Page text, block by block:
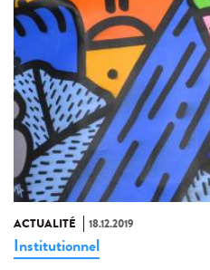
ACTUALITÉ 18.12.2019
Institutionnel